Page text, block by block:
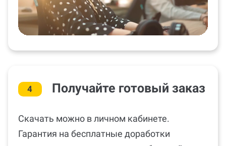
4 Получайте готовый заказ
Скачать можно в личном кабинете.
Гарантия на бесплатные доработки